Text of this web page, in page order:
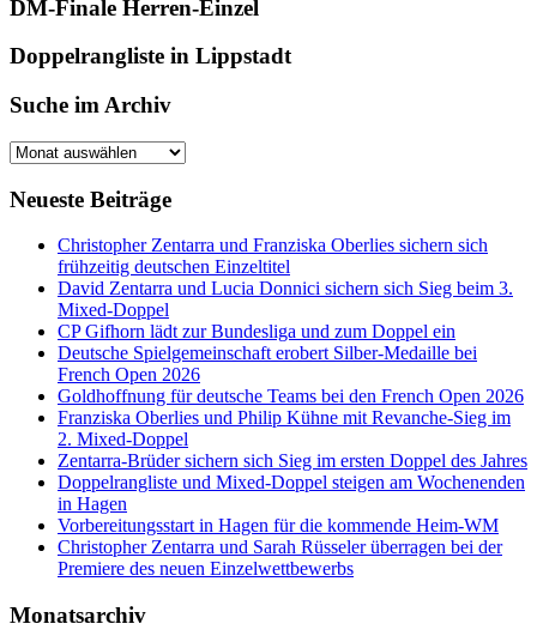
DM-Finale Herren-Einzel
Doppelrangliste in Lippstadt
Suche im Archiv
Suche
Archiv
Neueste Beiträge
Christopher Zentarra und Franziska Oberlies sichern sich
frühzeitig deutschen Einzeltitel
David Zentarra und Lucia Donnici sichern sich Sieg beim 3.
Mixed-Doppel
CP Gifhorn lädt zur Bundesliga und zum Doppel ein
Deutsche Spielgemeinschaft erobert Silber-Medaille bei
French Open 2026
Goldhoffnung für deutsche Teams bei den French Open 2026
Franziska Oberlies und Philip Kühne mit Revanche-Sieg im
2. Mixed-Doppel
Zentarra-Brüder sichern sich Sieg im ersten Doppel des Jahres
Doppelrangliste und Mixed-Doppel steigen am Wochenenden
in Hagen
Vorbereitungsstart in Hagen für die kommende Heim-WM
Christopher Zentarra und Sarah Rüsseler überragen bei der
Premiere des neuen Einzelwettbewerbs
Monatsarchiv